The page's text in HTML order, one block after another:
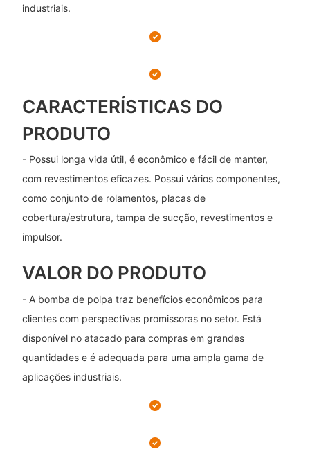
industriais.
CARACTERÍSTICAS DO
PRODUTO
- Possui longa vida útil, é econômico e fácil de manter,
com revestimentos eficazes. Possui vários componentes,
como conjunto de rolamentos, placas de
cobertura/estrutura, tampa de sucção, revestimentos e
impulsor.
VALOR DO PRODUTO
- A bomba de polpa traz benefícios econômicos para
clientes com perspectivas promissoras no setor. Está
disponível no atacado para compras em grandes
quantidades e é adequada para uma ampla gama de
aplicações industriais.